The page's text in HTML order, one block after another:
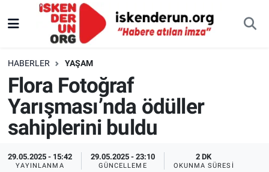
HABERLER YAŞAM
Flora Fotoğraf
Yarışması’nda ödüller
sahiplerini buldu
29.05.2025 - 15:42
YAYINLANMA
29.05.2025 - 23:10
GÜNCELLEME
2 DK
OKUNMA SÜRESI